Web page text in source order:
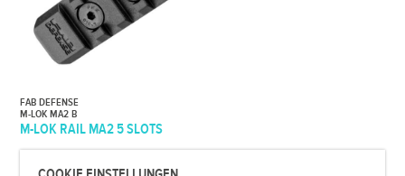
FAB DEFENSE
M-LOK MA2 B
M-LOK RAIL MA2 5 SLOTS